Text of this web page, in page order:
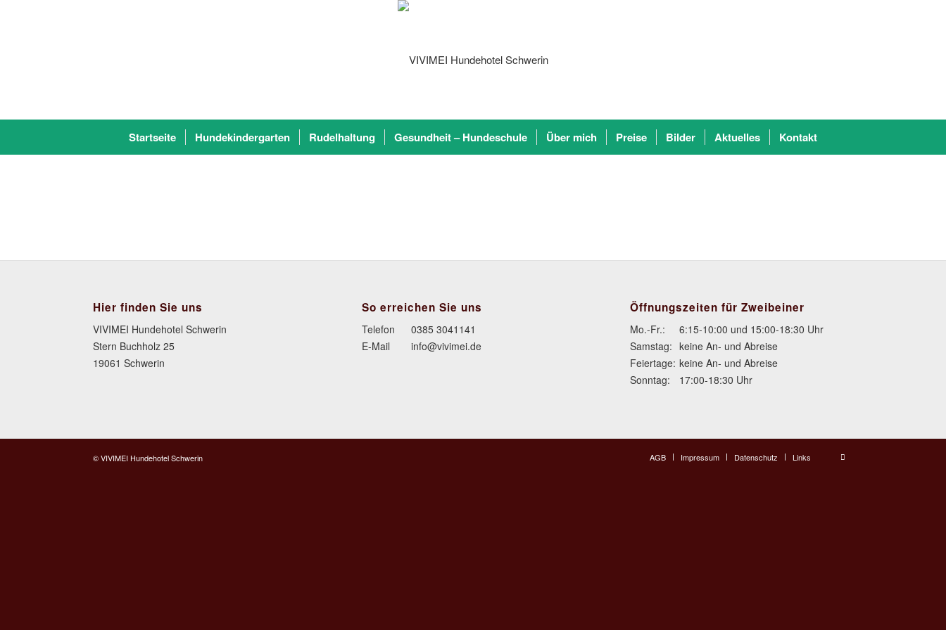
Startseite Hundekindergarten Rudelhaltung Gesundheit – Hundeschule Über mich Preise Bilder Aktuelles Kontakt
Hier finden Sie uns
VIVIMEI Hundehotel Schwerin
Stern Buchholz 25
19061 Schwerin
So erreichen Sie uns
Telefon
0385 3041141
E-Mail
info@vivimei.de
Öffnungszeiten für Zweibeiner
Mo.-Fr.:
6:15-10:00 und 15:00-18:30 Uhr
Samstag: keine An- und Abreise
Feiertage: keine An- und Abreise
Sonntag:
17:00-18:30 Uhr
© VIVIMEI Hundehotel Schwerin AGB Impressum Datenschutz Links